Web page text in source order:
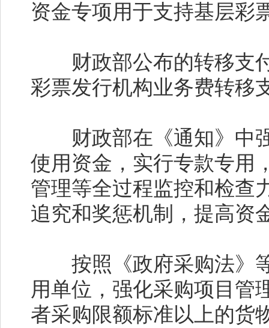
资金专项用于支持基层彩
财政部公布的转移支付
彩票发行机构业务费转移
财政部在《通知》中强
使用资金，实行专款专用
管理等全过程监控和检查
追究和奖惩机制，提高资
按照《政府采购法》等
用单位，强化采购项目管
者采购限额标准以上的货